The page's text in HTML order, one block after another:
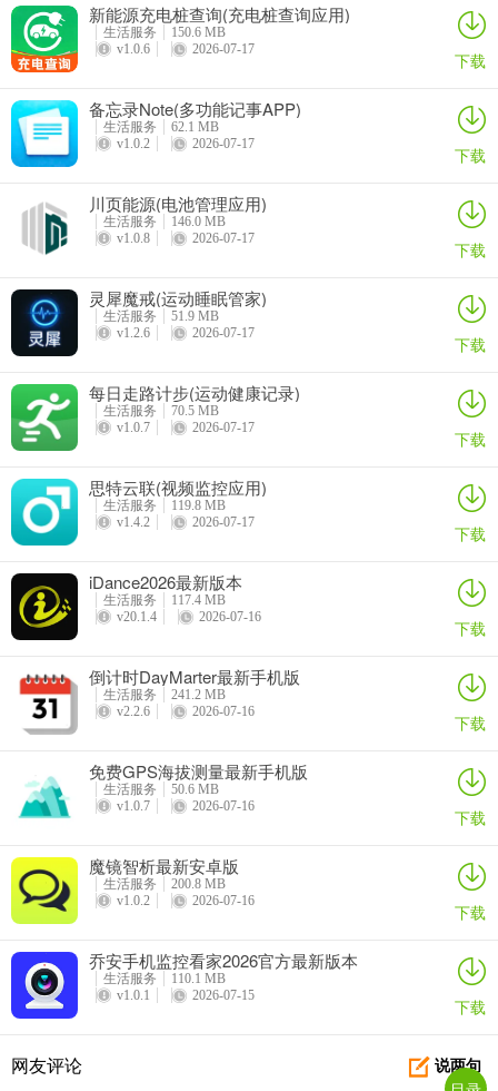
数字心动(体育跑步软件)使用说明
1. 记录运动轨迹：运动时能自动记录跑步轨迹，助你了解每日运动范
围。
2. 查看跑步速度：可在运动轨迹中心通过平均配速，知晓自己的跑步
速度。
3. 缩放轨迹地图：使用缩放功能，能快速查看运动轨迹详情。
4. 切换起始地点：查看轨迹时点击起始，可快速切换并查看相应位置
信息。
5. 查看统计数据：点击图表栏目，能查看自己运动数据的统计趋势
图。
数字心动查询成绩
数字心动能帮你轻松查询成绩。它是一款很棒的综合体育客户端，有
共办赛事的历史成绩，清楚看到自己的成长轨迹。不管你是专业运动
员，还是业余跑步爱好者，它都能满足你查询成绩的需求。通过整合
赛事历史成绩，以列表形式清晰呈现，让你对自己的参赛情况一目了
然。而且，数字心动还有跑遍中国系列赛事聚合报名、专业训练计
划、跑团与跑步俱乐部等功能。能帮你记录日常运动轨迹，了解每日
运动范围，分享专业运动员训练心得，定制专属计划突破瓶颈，还能
你在体育活动中更好地了解自己，不断进步。
新能源充电桩查询(充电桩查询应用)
生活服务
150.6 MB
v1.0.6
2026-07-17 下载
备忘录Note(多功能记事APP)
生活服务
62.1 MB
v1.0.2
2026-07-17 下载
川页能源(电池管理应用)
生活服务
146.0 MB
v1.0.8
2026-07-17 下载
灵犀魔戒(运动睡眠管家)
生活服务
51.9 MB
v1.2.6
2026-07-17 下载
每日走路计步(运动健康记录)
生活服务
70.5 MB
v1.0.7
2026-07-17 下载
思特云联(视频监控应用)
生活服务
119.8 MB
v1.4.2
2026-07-17 下载
iDance2026最新版本
生活服务
117.4 MB
v20.1.4
2026-07-16 下载
倒计时DayMarter最新手机版
生活服务
241.2 MB
v2.2.6
2026-07-16 下载
免费GPS海拔测量最新手机版
生活服务
50.6 MB
v1.0.7
2026-07-16 下载
魔镜智析最新安卓版
生活服务
200.8 MB
v1.0.2
2026-07-16 下载
乔安手机监控看家2026官方最新版本
生活服务
110.1 MB
v1.0.1
2026-07-15 下载
说两句
网友评论